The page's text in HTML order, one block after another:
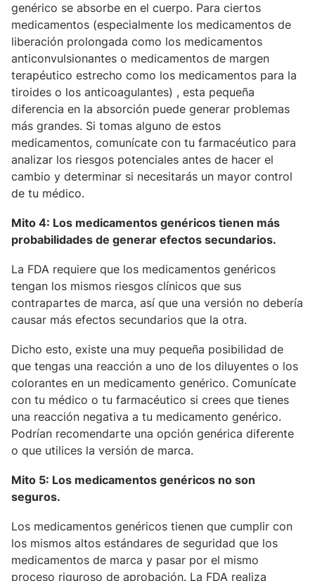
genérico se absorbe en el cuerpo. Para ciertos
medicamentos (especialmente los medicamentos de
liberación prolongada como los medicamentos
anticonvulsionantes o medicamentos de margen
terapéutico estrecho como los medicamentos para la
tiroides o los anticoagulantes) , esta pequeña
diferencia en la absorción puede generar problemas
más grandes. Si tomas alguno de estos
medicamentos, comunícate con tu farmacéutico para
analizar los riesgos potenciales antes de hacer el
cambio y determinar si necesitarás un mayor control
de tu médico.
Mito 4: Los medicamentos genéricos tienen más
probabilidades de generar efectos secundarios.
La FDA requiere que los medicamentos genéricos
tengan los mismos riesgos clínicos que sus
contrapartes de marca, así que una versión no debería
causar más efectos secundarios que la otra.
Dicho esto, existe una muy pequeña posibilidad de
que tengas una reacción a uno de los diluyentes o los
colorantes en un medicamento genérico. Comunícate
con tu médico o tu farmacéutico si crees que tienes
una reacción negativa a tu medicamento genérico.
Podrían recomendarte una opción genérica diferente
o que utilices la versión de marca.
Mito 5: Los medicamentos genéricos no son
seguros.
Los medicamentos genéricos tienen que cumplir con
los mismos altos estándares de seguridad que los
medicamentos de marca y pasar por el mismo
proceso riguroso de aprobación. La FDA realiza